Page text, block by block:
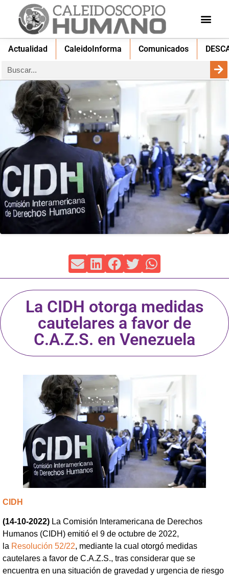
Actualidad CaleidoInforma Comunicados
La CIDH otorga medidas
cautelares a favor de
C.A.Z.S. en Venezuela
CIDH
(14-10-2022) La Comisión Interamericana de Derechos
Humanos (CIDH) emitió el 9 de octubre de 2022,
la Resolución 52/22, mediante la cual otorgó medidas
cautelares a favor de C.A.Z.S., tras considerar que se
encuentra en una situación de gravedad y urgencia de riesgo